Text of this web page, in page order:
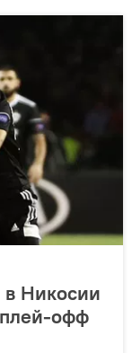
Никосии
плей-офф